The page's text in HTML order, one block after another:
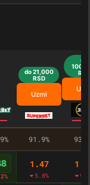
do 21,000
RSD
Uzmi
do
RSD
91.9%
1.47
5.8%